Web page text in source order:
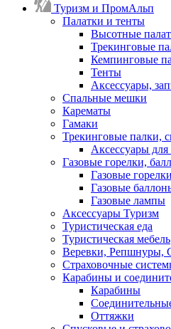
Туризм и ПромАльп
Палатки и тенты
Высотные
Трекинговые
Кемпинговые
Тенты
Аксессуары,
Спальные мешки
Карематы
Гамаки
Трекинговые палки,
Аксессуары для
Газовые горелки,
Газовые горелки
Газовые
Газовые лампы
Аксессуары Туризм
Туристическая еда
Туристическая мебель
Веревки, Репшнуры,
Страховочные
Карабины и
Карабины
Оттяжки